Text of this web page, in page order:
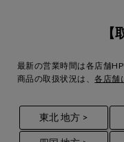
【
最新の営業時間は各店舗
商品の取扱状況は、各店舗
東北 地方 >